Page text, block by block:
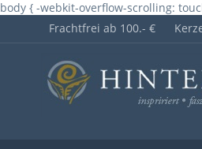
body { -webkit-overflow-scrolling:
Frachtfrei ab 100.- €